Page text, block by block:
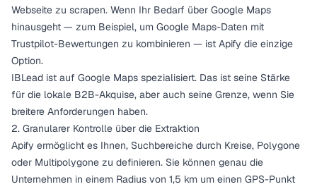
Webseite zu scrapen. Wenn Ihr Bedarf über Google Maps
hinausgeht — zum Beispiel, um Google Maps-Daten mit
Trustpilot-Bewertungen zu kombinieren — ist Apify die einzige
Option.
IBLead ist auf Google Maps spezialisiert. Das ist seine Stärke
für die lokale B2B-Akquise, aber auch seine Grenze, wenn Sie
breitere Anforderungen haben.
2. Granularer Kontrolle über die Extraktion
Apify ermöglicht es Ihnen, Suchbereiche durch Kreise, Polygone
oder Multipolygone zu definieren. Sie können genau die
Unternehmen in einem Radius von 1,5 km um einen GPS-Punkt